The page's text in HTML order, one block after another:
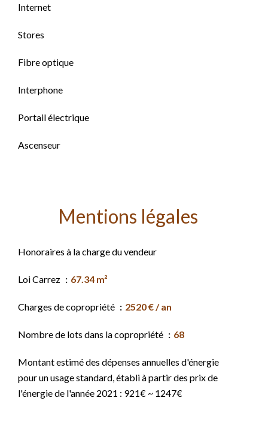
Internet
Stores
Fibre optique
Interphone
Portail électrique
Ascenseur
Mentions légales
Honoraires à la charge du vendeur
Loi Carrez 67.34 m²
Charges de copropriété 2520 € / an
Nombre de lots dans la copropriété 68
Montant estimé des dépenses annuelles d'énergie
pour un usage standard, établi à partir des prix de
l'énergie de l'année 2021 : 921€ ~ 1247€